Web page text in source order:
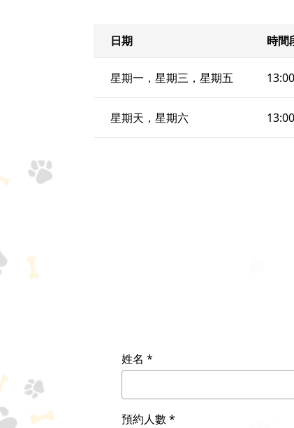
日期 時間
星期一，星期三，星期五
星期天，星期六
姓名
預約人數